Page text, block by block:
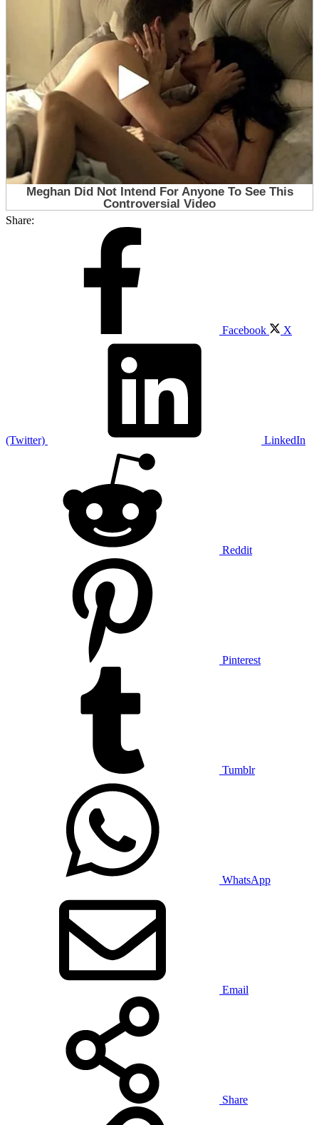
Share:
Facebook X
(Twitter) LinkedIn
Reddit
Pinterest
Tumblr
WhatsApp
Email
Share